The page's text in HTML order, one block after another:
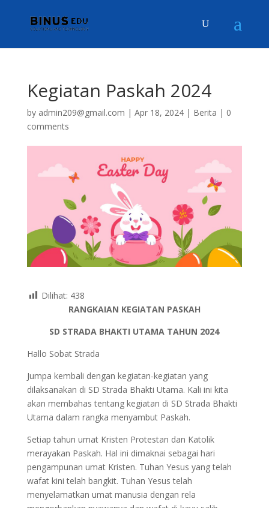
Kegiatan Paskah 2024
by admin209@gmail.com | Apr 18, 2024| Berita | 0
comments
Dilihat: 438
RANGKAIAN KEGIATAN PASKAH
SD STRADA BHAKTI UTAMA TAHUN 2024
Hallo Sobat Strada
Jumpa kembali dengan kegiatan-kegiatan yang
dilaksanakan di SD Strada Bhakti Utama. Kali ini kita
akan membahas tentang kegiatan di SD Strada Bhakti
Utama dalam rangka menyambut Paskah.
Setiap tahun umat Kristen Protestan dan Katolik
merayakan Paskah. Hal ini dimaknai sebagai hari
pengampunan umat Kristen. Tuhan Yesus yang telah
wafat kini telah bangkit. Tuhan Yesus telah
menyelamatkan umat manusia dengan rela